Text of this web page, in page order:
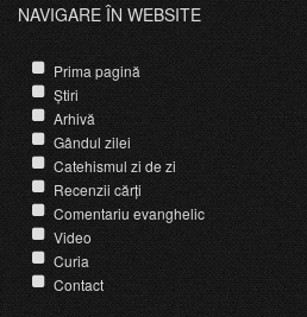
NAVIGARE ÎN WEBSITE
Prima pagină
Știri
Arhivă
Gândul zilei
Catehismul zi de zi
Recenzii cărți
Comentariu evanghelic
Video
Curia
Contact